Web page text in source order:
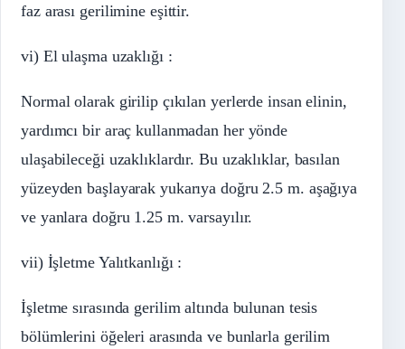
faz arası gerilimine eşittir.
vi) El ulaşma uzaklığı :
Normal olarak girilip çıkılan yerlerde insan elinin,
yardımcı bir araç kullanmadan her yönde
ulaşabileceği uzaklıklardır. Bu uzaklıklar, basılan
yüzeyden başlayarak yukarıya doğru 2.5 m. aşağıya
ve yanlara doğru 1.25 m. varsayılır.
vii) İşletme Yalıtkanlığı :
İşletme sırasında gerilim altında bulunan tesis
bölümlerini öğeleri arasında ve bunlarla gerilim